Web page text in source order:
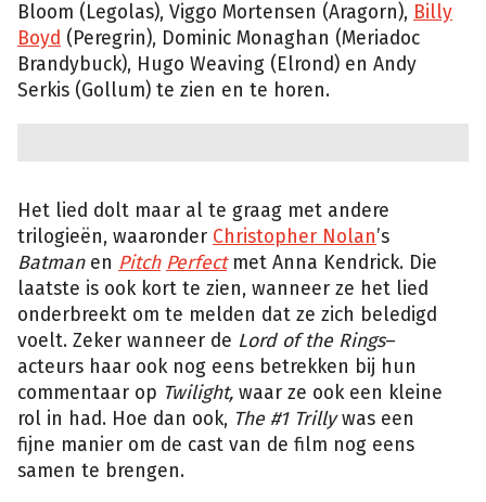
Bloom (Legolas), Viggo Mortensen (Aragorn), Billy
Boyd (Peregrin), Dominic Monaghan (Meriadoc
Brandybuck), Hugo Weaving (Elrond) en Andy
Serkis (Gollum) te zien en te horen.
Het lied dolt maar al te graag met andere
trilogieën, waaronder Christopher Nolan’s
Batmanen Pitch Perfect met Anna Kendrick. Die
laatste is ook kort te zien, wanneer ze het lied
onderbreekt om te melden dat ze zich beledigd
voelt. Zeker wanneer de Lord of the Rings–
acteurs haar ook nog eens betrekken bij hun
commentaar op Twilight, waar ze ook een kleine
rol in had. Hoe dan ook, The #1 Trillywas een
fijne manier om de cast van de film nog eens
samen te brengen.